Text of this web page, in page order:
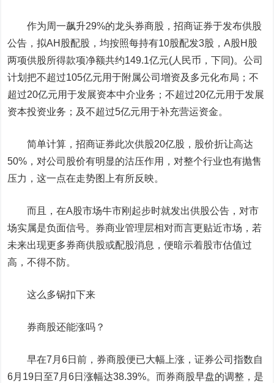
作为周一飙升29%的龙头券商股，招商证券于发布供股
公告，拟AH股配股，均按照每持有10股配发3股，A股H股
两项供股所得款项净额共约149.1亿元(人民币，下同)。公司
计划把不超过105亿元用于附属公司增资及多元化布局；不
超过20亿元用于发展资本中介业务；不超过20亿元用于发展
资本投资业务；及不超过5亿元用于补充营运资金。
简单计算，招商证券此次供股20亿股，股价折让高达
50%，对公司股价有明显的沽压作用，对整个行业也有抛售
压力，这一点在走势图上有所反映。
而且，在A股市场牛市刚起步时就发出供股公告，对市
场实属是负面信号。券商业管理层相对而言更贴近市场，若
未来出现更多券商供股或配股消息，便暗示着股市估值过
高，不得不防。
这么多锅扣下来
券商股还能涨吗？
早在7月6日前，券商股便已大幅上涨，证券公司指数自
6月19日至7月6日涨幅达38.39%。而券商股早盘的调整，是